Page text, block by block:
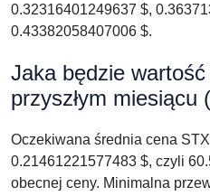
0.32316401249637 $,
0.43382058407006 $.
Jaka będzie
przyszłym miesiącu
Oczekiwana średnia cena
0.21461221577483 $, czyli
obecnej ceny. Minimalna